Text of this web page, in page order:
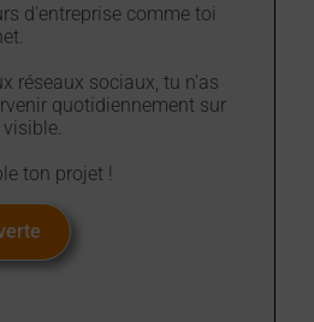
d'entreprise comme toi
réseaux sociaux, tu n'as
quotidiennement sur
ton projet !